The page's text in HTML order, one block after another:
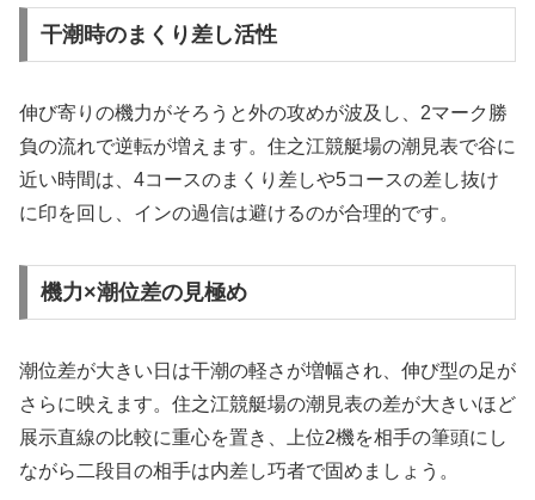
干潮時のまくり差し活性
伸び寄りの機力がそろうと外の攻めが波及し、2マーク勝
負の流れで逆転が増えます。住之江競艇場の潮見表で谷に
近い時間は、4コースのまくり差しや5コースの差し抜け
に印を回し、インの過信は避けるのが合理的です。
機力×潮位差の見極め
潮位差が大きい日は干潮の軽さが増幅され、伸び型の足が
さらに映えます。住之江競艇場の潮見表の差が大きいほど
展示直線の比較に重心を置き、上位2機を相手の筆頭にし
ながら二段目の相手は内差し巧者で固めましょう。